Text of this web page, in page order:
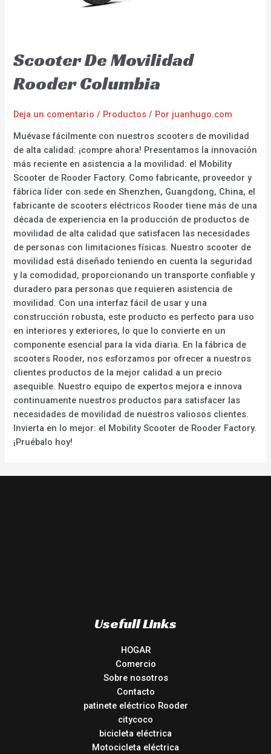
Scooter De Movilidad
Rooder Columbia
Deja un comentario / Productos / Por juanhugo.com
Muévase fácilmente con nuestros scooters de movilidad
de alta calidad: ¡compre ahora! Presentamos la innovación
más reciente en asistencia a la movilidad: el Mobility
Scooter de Rooder Factory. Como fabricante, proveedor y
fábrica líder con sede en Shenzhen, Guangdong, China, el
fabricante de scooters eléctricos Rooder tiene más de una
década de experiencia en la producción de productos de
movilidad de alta calidad que satisfacen las necesidades
de personas con limitaciones físicas. Nuestro scooter de
movilidad está diseñado teniendo en cuenta la seguridad
y la comodidad, proporcionando un transporte confiable y
duradero para personas que requieren asistencia de
movilidad. Con una interfaz fácil de usar y una
construcción robusta, este producto es perfecto para uso
en interiores y exteriores, lo que lo convierte en un
componente esencial para la vida diaria. En la fábrica de
scooters Rooder, nos esforzamos por ofrecer a nuestros
clientes productos de la mejor calidad a un precio
asequible. Nuestro equipo de expertos mejora e innova
continuamente nuestros productos para satisfacer las
necesidades de movilidad de nuestros valiosos clientes.
Invierta en lo mejor: el Mobility Scooter de Rooder Factory.
¡Pruébalo hoy!
Usefull Links
HOGAR
Comercio
Sobre nosotros
Contacto
patinete eléctrico Rooder
citycoco
bicicleta eléctrica
Motocicleta eléctrica